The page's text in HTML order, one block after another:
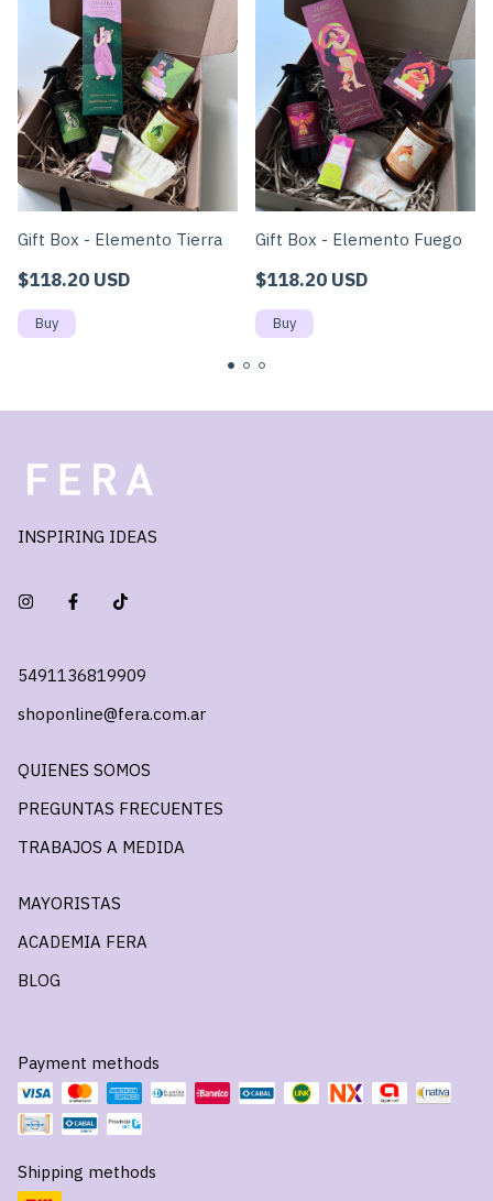
Gift Box - Elemento Tierra
$118.20 USD
Gift Box - Elemento Fuego
$118.20 USD
INSPIRING IDEAS
5491136819909
shoponline@fera.com.ar
QUIENES SOMOS
PREGUNTAS FRECUENTES
TRABAJOS A MEDIDA
MAYORISTAS
ACADEMIA FERA
BLOG
Payment methods
Shipping methods